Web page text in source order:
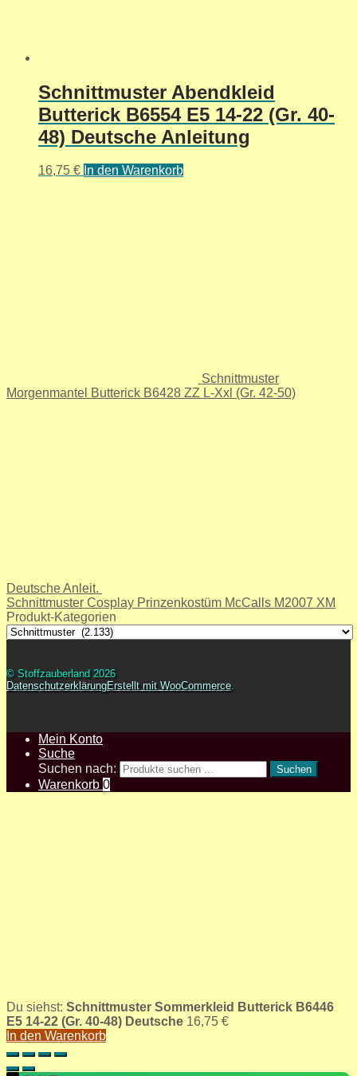
Schnittmuster Abendkleid
Butterick B6554 E5 14-22 (Gr. 40-
48) Deutsche Anleitung
16,75 € In den Warenkorb
Schnittmuster
Morgenmantel Butterick B6428 ZZ L-Xxl (Gr. 42-50)
Deutsche Anleit.
Schnittmuster Cosplay Prinzenkostüm McCalls M2007 XM
Produkt-Kategorien
© Stoffzauberland 2026
DatenschutzerklärungErstellt mit WooCommerce.
Mein Konto
Suche
Suchen nach:
Suchen
Warenkorb 0
Du siehst: Schnittmuster Sommerkleid Butterick B6446
E5 14-22 (Gr. 40-48) Deutsche 16,75 €
In den Warenkorb